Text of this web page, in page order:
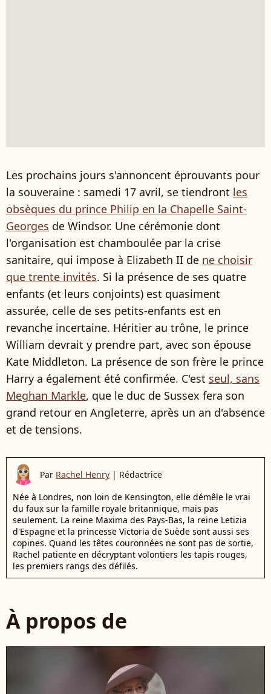
Les prochains jours s'annoncent éprouvants pour
la souveraine : samedi 17 avril, se tiendront les
obsèques du prince Philip en la Chapelle Saint-
Georges de Windsor. Une cérémonie dont
l'organisation est chamboulée par la crise
sanitaire, qui impose à Elizabeth II de ne choisir
que trente invités. Si la présence de ses quatre
enfants (et leurs conjoints) est quasiment
assurée, celle de ses petits-enfants est en
revanche incertaine. Héritier au trône, le prince
William devrait y prendre part, avec son épouse
Kate Middleton. La présence de son frère le prince
Harry a également été confirmée. C'est seul, sans
Meghan Markle, que le duc de Sussex fera son
grand retour en Angleterre, après un an d'absence
et de tensions.
Par Rachel Henry | Rédactrice
Née à Londres, non loin de Kensington, elle démêle le vrai
du faux sur la famille royale britannique, mais pas
seulement. La reine Maxima des Pays-Bas, la reine Letizia
d'Espagne et la princesse Victoria de Suède sont aussi ses
copines. Quand les têtes couronnées ne sont pas de sortie,
Rachel patiente en décryptant volontiers les tapis rouges,
les premiers rangs des défilés.
À propos de